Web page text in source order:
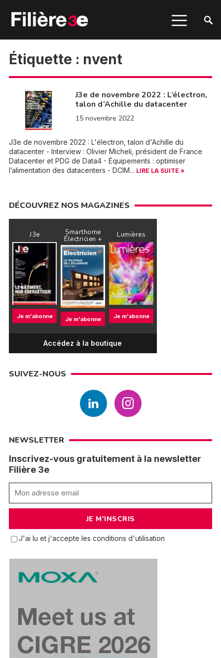
Étiquette : nvent
J3e de novembre 2022 : L’électron,
talon d’Achille du datacenter
15 novembre 2022
J3e de novembre 2022 : L'électron, talon d'Achille du
datacenter - Interview : Olivier Micheli, président de France
Datacenter et PDG de Data4 - Équipements : optimiser
l’alimentation des datacenters - DCIM... LIRE LA SUITE »
DÉCOUVREZ NOS MAGAZINES
J3e
Je m'abonne
Smarthome
Électricien +
Je m'abonne
Lumières
Je m'abonne
Accédez à la boutique
SUIVEZ-NOUS
NEWSLETTER
Inscrivez-vous gratuitement à la newsletter
Filière 3e
J'ai lu et j'accepte les conditions d'utilisation